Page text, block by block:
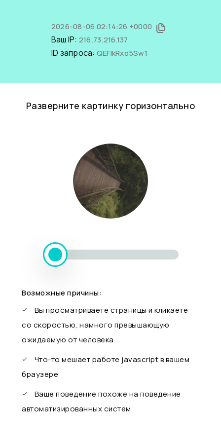
2026-08-06 02:14:26 +0000
Ваш IP: 216.73.216.137
ID запроса: QEFIkRxo5Sw1
Разверните картинку горизонтально
Возможные причины:
Вы просматриваете страницы и кликаете
со скоростью, намного превышающую
ожидаемую от человека
Что-то мешает работе javascript в вашем
браузере
Ваше поведение похоже на поведение
автоматизированных систем